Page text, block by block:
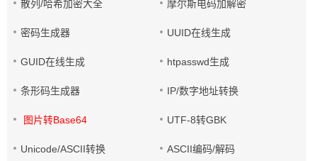
散列/哈希加密大全 摩尔斯电码加解密
密码生成器 UUID在线生成
GUID在线生成 htpasswd生成
条形码生成器 IP/数字地址转换
图片转Base64 UTF-8转GBK
Unicode/ASCII转换 ASCII编码/解码